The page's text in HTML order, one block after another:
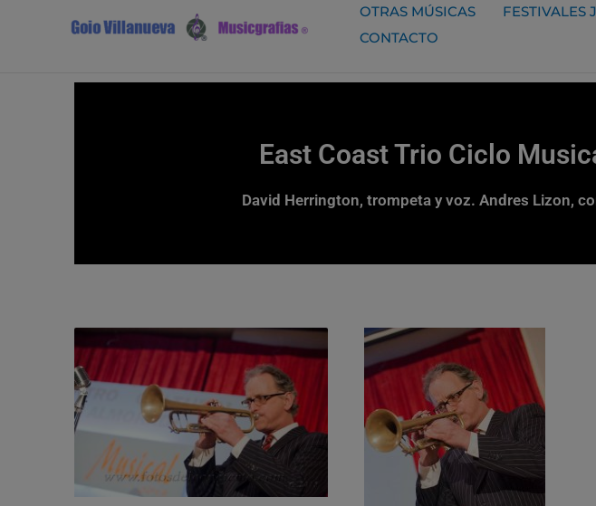
OTRAS MÚSICAS FESTIVALES
CONTACTO
East Coast Trio Ciclo
David Herrington, trompeta y voz. Andres Lizon,